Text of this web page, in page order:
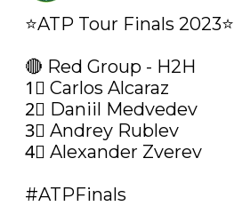
⭐️ATP Tour Finals 2023⭐️
🔴 Red Group - H2H
1⃣ Carlos Alcaraz
2⃣ Daniil Medvedev
3⃣ Andrey Rublev
4⃣ Alexander Zverev
#ATPFinals